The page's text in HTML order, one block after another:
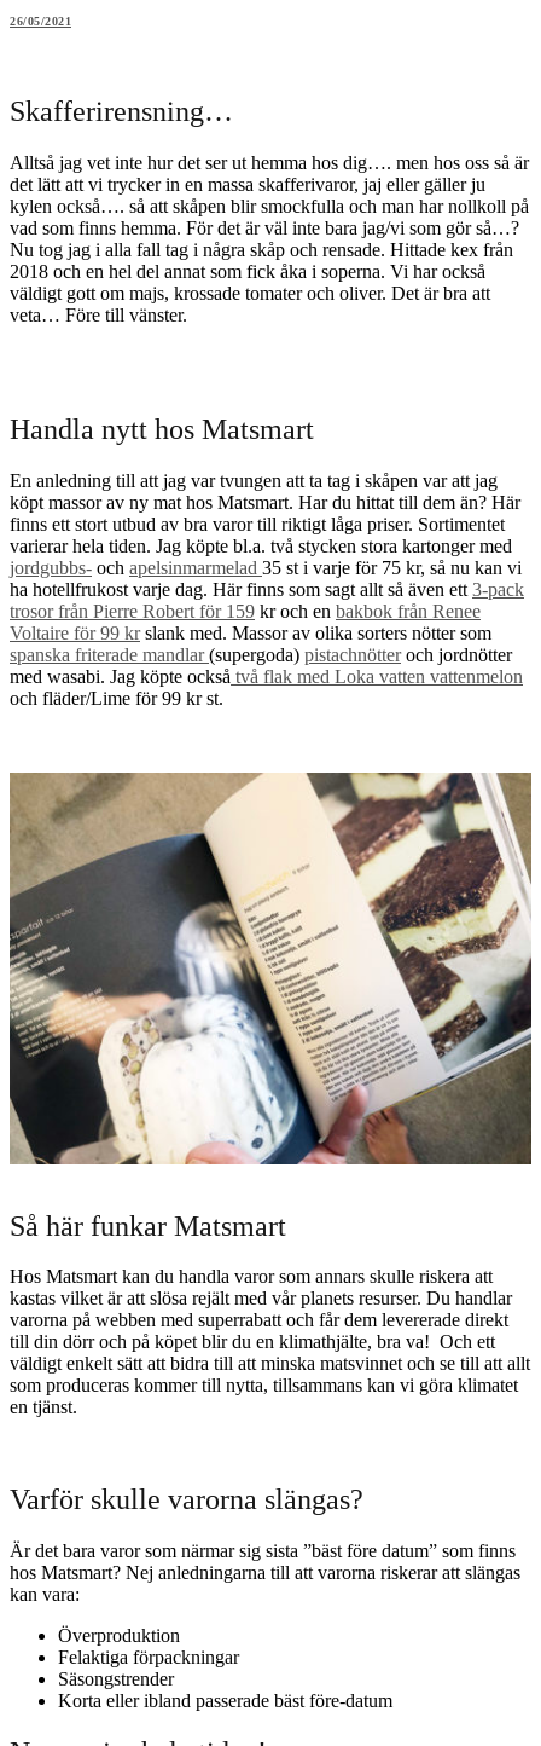
26/05/2021
Skafferirensning…
Alltså jag vet inte hur det ser ut hemma hos dig…. men hos oss så är
det lätt att vi trycker in en massa skafferivaror, jaj eller gäller ju
kylen också…. så att skåpen blir smockfulla och man har nollkoll på
vad som finns hemma. För det är väl inte bara jag/vi som gör så…?
Nu tog jag i alla fall tag i några skåp och rensade. Hittade kex från
2018 och en hel del annat som fick åka i soperna. Vi har också
väldigt gott om majs, krossade tomater och oliver. Det är bra att
veta… Före till vänster.
Handla nytt hos Matsmart
En anledning till att jag var tvungen att ta tag i skåpen var att jag
köpt massor av ny mat hos Matsmart. Har du hittat till dem än? Här
finns ett stort utbud av bra varor till riktigt låga priser. Sortimentet
varierar hela tiden. Jag köpte bl.a. två stycken stora kartonger med
jordgubbs- och apelsinmarmelad 35 st i varje för 75 kr, så nu kan vi
ha hotellfrukost varje dag. Här finns som sagt allt så även ett 3-pack
trosor från Pierre Robert för 159 kr och en bakbok från Renee
Voltaire för 99 krslank med. Massor av olika sorters nötter som
spanska friterade mandlar(supergoda) pistachnötteroch jordnötter
med wasabi. Jag köpte också två flak med Loka vatten vattenmelon
och fläder/Lime för 99 kr st.
Så här funkar Matsmart
Hos Matsmart kan du handla varor som annars skulle riskera att
kastas vilket är att slösa rejält med vår planets resurser. Du handlar
varorna på webben med superrabatt och får dem levererade direkt
till din dörr och på köpet blir du en klimathjälte, bra va! Och ett
väldigt enkelt sätt att bidra till att minska matsvinnet och se till att allt
som produceras kommer till nytta, tillsammans kan vi göra klimatet
en tjänst.
Varför skulle varorna slängas?
Är det bara varor som närmar sig sista ”bäst före datum” som finns
hos Matsmart? Nej anledningarna till att varorna riskerar att slängas
kan vara:
Överproduktion
Felaktiga förpackningar
Säsongstrender
Korta eller ibland passerade bäst före-datum